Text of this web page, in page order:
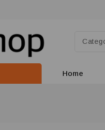
Home